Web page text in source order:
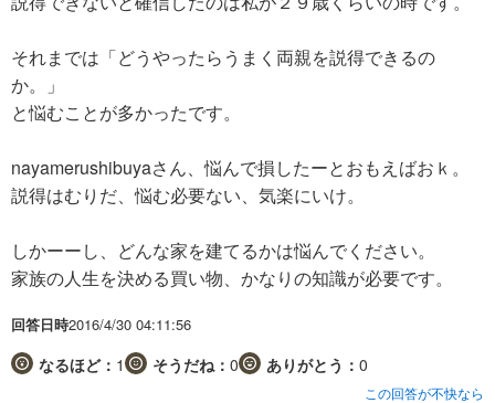
それまでは「どうやったらうまく両親を説得できるの
か。」
と悩むことが多かったです。
nayamerushibuyaさん、悩んで損したーとおもえばおｋ。
説得はむりだ、悩む必要ない、気楽にいけ。
しかーーし、どんな家を建てるかは悩んでください。
家族の人生を決める買い物、かなりの知識が必要です。
回答日時2016/4/30 04:11:56
なるほど： 1 そうだね： 0 ありがとう： 0
この回答が不快なら